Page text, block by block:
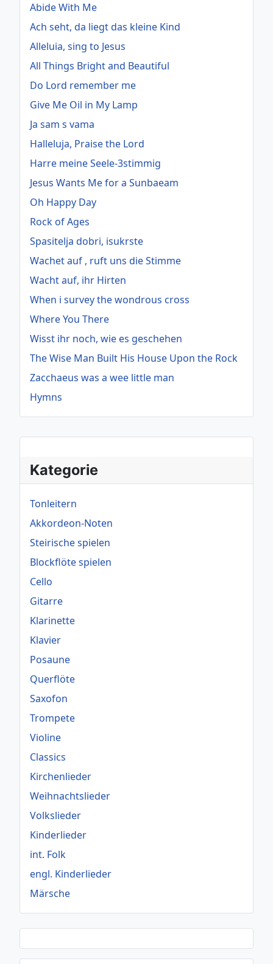
Kategorie
Tonleitern
Akkordeon-Noten
Steirische spielen
Blockflöte spielen
Cello
Gitarre
Klarinette
Klavier
Posaune
Querflöte
Saxofon
Trompete
Violine
Classics
Kirchenlieder
Weihnachtslieder
Volkslieder
Kinderlieder
int. Folk
engl. Kinderlieder
Märsche
Abide With Me
Ach seht, da liegt das kleine Kind
Alleluia, sing to Jesus
All Things Bright and Beautiful
Do Lord remember me
Give Me Oil in My Lamp
Ja sam s vama
Halleluja, Praise the Lord
Harre meine Seele-3stimmig
Jesus Wants Me for a Sunbaeam
Oh Happy Day
Rock of Ages
Spasitelja dobri, isukrste
Wachet auf , ruft uns die Stimme
Wacht auf, ihr Hirten
When i survey the wondrous cross
Where You There
Wisst ihr noch, wie es geschehen
The Wise Man Built His House Upon the Rock
Zacchaeus was a wee little man
Hymns